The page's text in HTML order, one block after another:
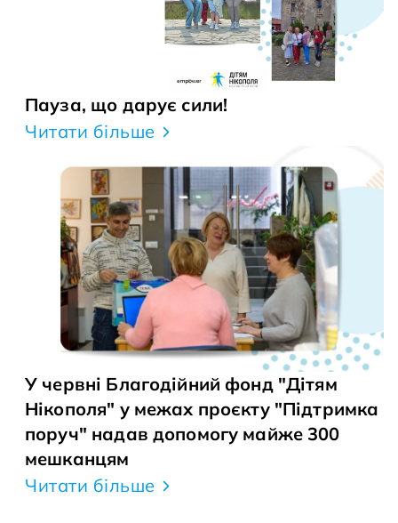
Пауза, що дарує сили!
Читати більше
У червні Благодійний фонд "Дітям
Нікополя" у межах проєкту "Підтримка
поруч" надав допомогу майже 300
мешканцям
Читати більше